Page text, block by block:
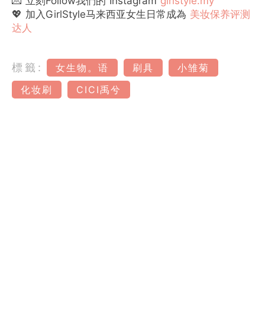
💖 加入GirlStyle马来西亚女生日常成為 美妆保养评测
达人
標籤: 女生物。语 刷具
小雏菊
化妆刷
CICI禹兮